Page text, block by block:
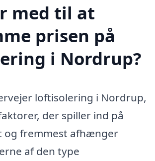
med til at
prisen på
i Nordrup?
loftisolering i Nordrup,
der spiller ind på
og fremmest afhænger
af den type